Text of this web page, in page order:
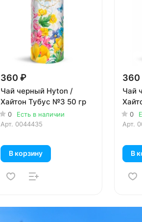
360 ₽
Чай черный Hyton /
Хайтон Тубус №3 50 гр
0
Есть в наличии
Арт. 0044435
В корзину
360
Чай
0
Арт.
В